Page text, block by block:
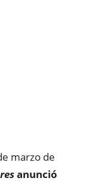
marzo de
anunció